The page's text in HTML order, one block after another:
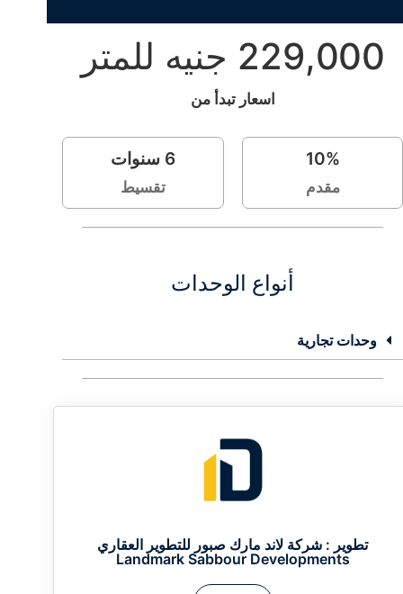
229,000 جنيه للمتر
اسعار تبدأ من
10%
مقدم
6 سنوات
تقسيط
أنواع الوحدات
وحدات تجارية
تطوير : شركة لاند مارك صبور للتطوير العقاري
Landmark Sabbour Developments